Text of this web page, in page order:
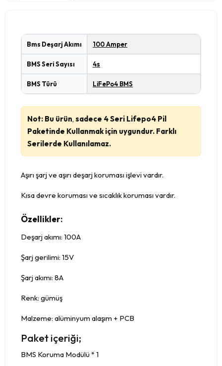
Bms Deşarj Akımı 100 Amper
BMS Seri Sayısı 4s
BMS Türü LiFePo4 BMS
Not: Bu ürün, sadece 4 Seri Lifepo4 Pil
Paketinde Kullanmak için uygundur. Farklı
Serilerde Kullanılamaz.
Aşırı şarj ve aşırı deşarj koruması işlevi vardır.
Kısa devre koruması ve sıcaklık koruması vardır.
Özellikler:
Deşarj akımı: 100A
Şarj gerilimi: 15V
Şarj akımı: 8A
Renk: gümüş
Malzeme: alüminyum alaşım + PCB
Paket içeriği;
BMS Koruma Modülü * 1